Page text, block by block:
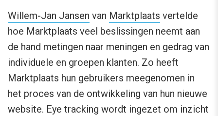
Willem-Jan Jansen van Marktplaats vertelde
hoe Marktplaats veel beslissingen neemt aan
de hand metingen naar meningen en gedrag van
individuele en groepen klanten. Zo heeft
Marktplaats hun gebruikers meegenomen in
het proces van de ontwikkeling van hun nieuwe
website. Eye tracking wordt ingezet om inzicht